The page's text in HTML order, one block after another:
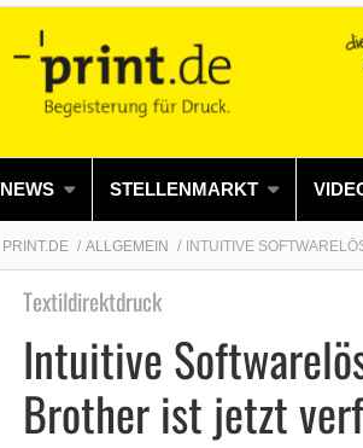
NEWS STELLENMARKT
PRINT.DE ALLGEMEIN INTUITIVE
Textildirektdruck
Intuitive
Brother ist jetzt